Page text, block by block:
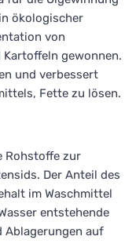
ökologischer
von
gewonnen.
und verbessert
Fette zu lösen.
Rohstoffe zur
Der Anteil des
im Waschmittel
entstehende
Ablagerungen auf